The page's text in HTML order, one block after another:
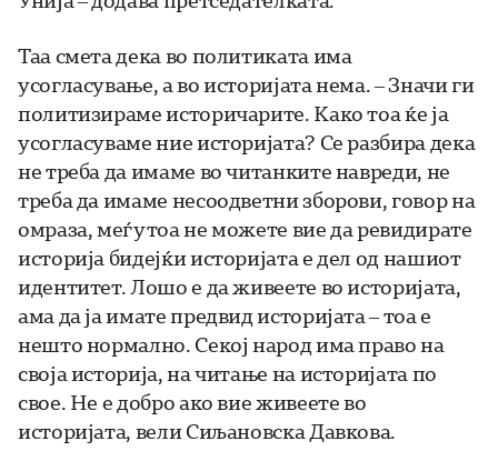
Таа смета дека во политиката има
усогласување, а во историјата нема. – Значи ги
политизираме историчарите. Како тоа ќе ја
усогласуваме ние историјата? Се разбира дека
не треба да имаме во читанките навреди, не
треба да имаме несоодветни зборови, говор на
омраза, меѓутоа не можете вие да ревидирате
историја бидејќи историјата е дел од нашиот
идентитет. Лошо е да живеете во историјата,
ама да ја имате предвид историјата – тоа е
нешто нормално. Секој народ има право на
своја историја, на читање на историјата по
свое. Не е добро ако вие живеете во
историјата, вели Сиљановска Давкова.